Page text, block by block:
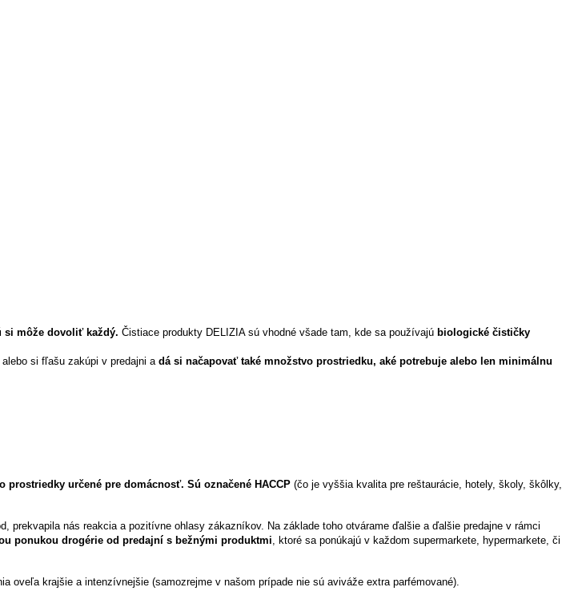
si môže dovoliť každý. Čistiace produkty DELIZIA sú vhodné všade tam, kde sa používajú biologické čističky
si fľašu zakúpi v predajni a dá si načapovať také množstvo prostriedku, aké potrebuje alebo len minimálnu
prostriedky určené pre domácnosť. Sú označené HACCP (čo je vyššia kvalita pre reštaurácie, hotely, školy, škôlky,
nás reakcia a pozitívne ohlasy zákazníkov. Na základe toho otvárame ďalšie a ďalšie predajne v rámci
ponukou drogérie od predajní s bežnými produktmi , ktoré sa ponúkajú v každom supermarkete, hypermarkete, či
oveľa krajšie a intenzívnejšie (samozrejme v našom prípade nie sú aviváže extra parfémované).